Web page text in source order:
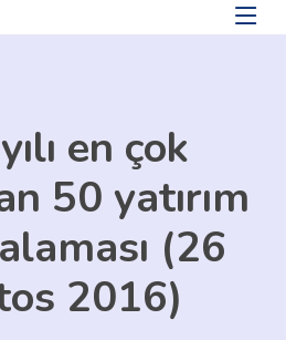
en çok
50 yatırım
(26
2016)